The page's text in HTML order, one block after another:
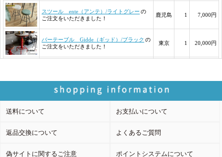
送料について お支払いについて
返品交換について よくあるご質問
偽サイトに関するご注意 ポイントシステムについて